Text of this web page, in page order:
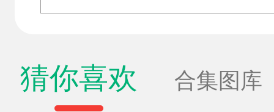
猜你喜欢 合集图库